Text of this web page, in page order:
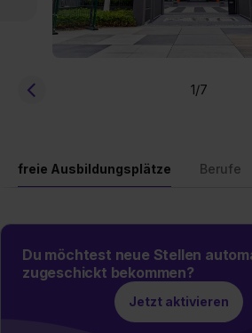
1/7
freie Ausbildungsplätze Berufe
Du möchtest neue Stellen
zugeschickt bekommen?
Jetzt aktivieren